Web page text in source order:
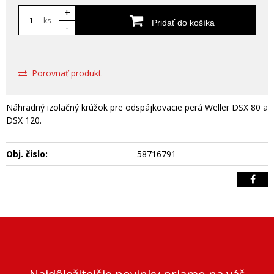
ks
+
-
Pridať do košíka
Porovnať produkt
Náhradný izolačný krúžok pre odspájkovacie perá Weller DSX 80 a
DSX 120.
Obj. čislo: 58716791